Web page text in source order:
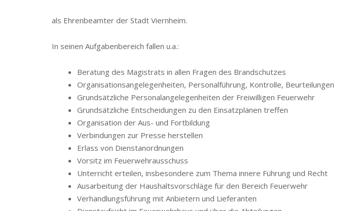
als Ehrenbeamter der Stadt Viernheim.
In seinen Aufgabenbereich fallen u.a.:
Beratung des Magistrats in allen Fragen des Brandschutzes
Organisationsangelegenheiten, Personalführung, Kontrolle, Beurteilungen
Grundsätzliche Personalangelegenheiten der Freiwilligen Feuerwehr
Grundsätzliche Entscheidungen zu den Einsatzplänen treffen
Organisation der Aus- und Fortbildung
Verbindungen zur Presse herstellen
Erlass von Dienstanordnungen
Vorsitz im Feuerwehrausschuss
Unterricht erteilen, insbesondere zum Thema innere Führung und Recht
Ausarbeitung der Haushaltsvorschläge für den Bereich Feuerwehr
Verhandlungsführung mit Anbietern und Lieferanten